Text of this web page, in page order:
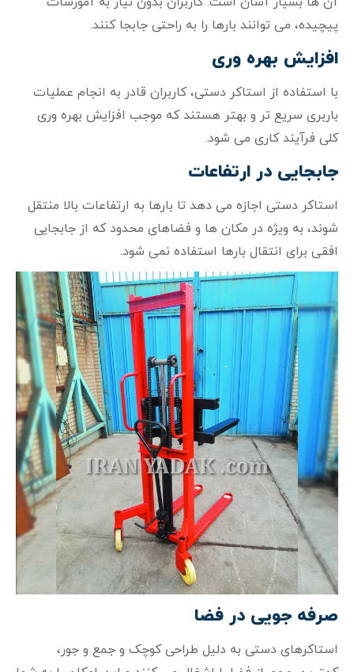
پیچیده، می‌ توانند بارها را به راحتی جابجا کنند.
افزایش بهره‌ وری
با استفاده از استاکر دستی، کاربران قادر به انجام عملیات
باربری سریع‌ تر و بهتر هستند که موجب افزایش بهره‌ وری
کلی فرآیند کاری می‌ شود.
جابجایی در ارتفاعات
استاکر دستی اجازه می‌ دهد تا بارها به ارتفاعات بالا منتقل
شوند، به ویژه در مکان‌ ها و فضاهای محدود که از جابجایی
افقی برای انتقال بارها استفاده نمی‌ شود.
صرفه‌ جویی در فضا
استاکرهای دستی به دلیل طراحی کوچک و جمع‌ و جور،